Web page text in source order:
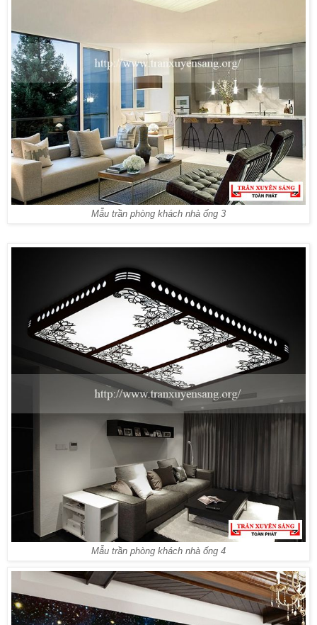
Mẫu trần phòng khách nhà ống 3
Mẫu trần phòng khách nhà ống 4